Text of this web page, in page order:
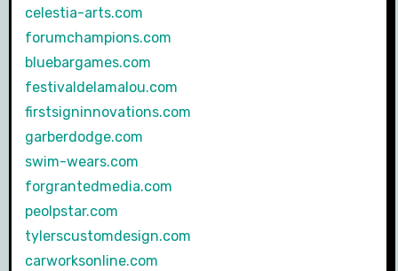
celestia-arts.com
forumchampions.com
bluebargames.com
festivaldelamalou.com
firstsigninnovations.com
garberdodge.com
swim-wears.com
forgrantedmedia.com
peolpstar.com
tylerscustomdesign.com
carworksonline.com